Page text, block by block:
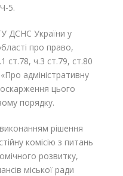
5.
ДСНС України у
про право,
ст.78, ч.3 ст.79, ст.80
адміністративну
цього
порядку.
рішення
комісію з питань
розвитку,
міської ради